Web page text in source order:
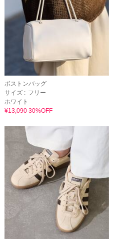
ボストンバッグ
サイズ : フリー
ホワイト
¥13,090 30%OFF